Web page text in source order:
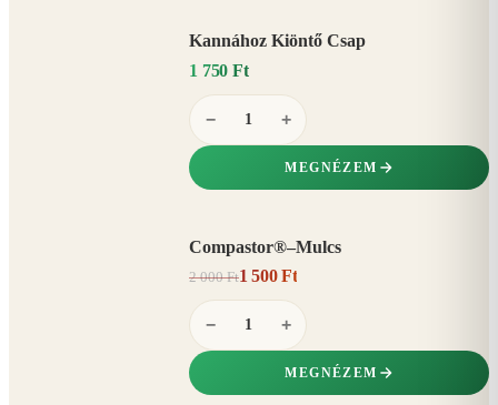
Kannához Kiöntő Csap
1 750 Ft
− +
MEGNÉZEM
Compastor®–Mulcs
2 000 Ft1 500 Ft
− +
MEGNÉZEM